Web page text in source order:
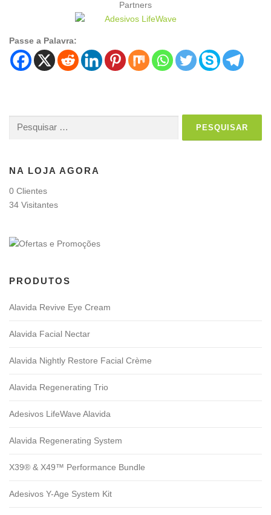
Partners
Passe a Palavra:
Pesquisar
NA LOJA AGORA
0 Clientes
34 Visitantes
PRODUTOS
Alavida Revive Eye Cream
Alavida Facial Nectar
Alavida Nightly Restore Facial Crème
Alavida Regenerating Trio
Adesivos LifeWave Alavida
Alavida Regenerating System
X39® & X49™ Performance Bundle
Adesivos Y-Age System Kit